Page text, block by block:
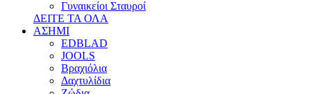
Γυναικείοι Σταυροί
ΔΕΙΤΕ ΤΑ ΟΛΑ
ΑΣΗΜΙ
EDBLAD
JOOLS
Βραχιόλια
Δαχτυλίδια